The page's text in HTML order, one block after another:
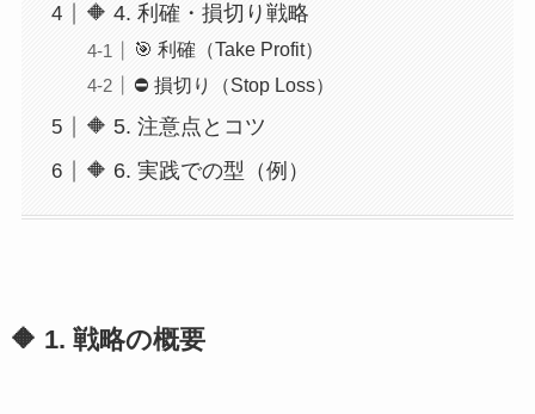
🔶 4. 利確・損切り戦略
🎯 利確（Take Profit）
⛔ 損切り（Stop Loss）
🔶 5. 注意点とコツ
🔶 6. 実践での型（例）
🔶 1. 戦略の概要